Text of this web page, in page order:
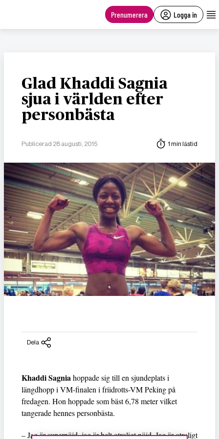
Prenumerera Logga in
Glad Khaddi Sagnia
sjua i världen efter
personbästa
Publicerad 28 augusti, 2015 1 min lästid
Dela
Khaddi Sagniahoppade sig till en sjundeplats i
längdhopp i VM-finalen i friidrotts-VM Peking på
fredagen. Hon hoppade som bäst 6,78 meter vilket
tangerade hennes personbästa.
– Jag är supernöjd, jag är helt otroligt nöjd. Jag är otroligt